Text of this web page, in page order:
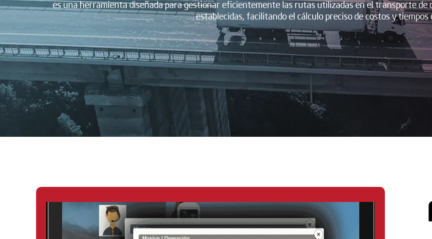
es una herramienta diseñada para gestionar eficientemente las rutas utilizadas en el transporte
establecidas, facilitando el cálculo preciso de costos y tiempos